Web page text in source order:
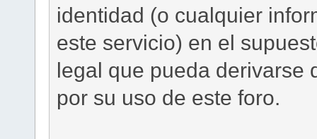
identidad (o cualquier
este servicio) en el
legal que pueda derivarse
por su uso de este foro.